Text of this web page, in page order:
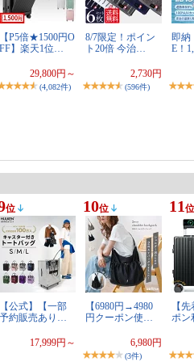
【P5倍★1500円O
FF】楽天1位…
29,800円～
(4,082件)
8/7限定！ポイン
ト20倍 今治…
2,730円
(596件)
即納
E！
位
【公式】【一部
予約販売あり…
17,999円～
10位
【6980円→4980
円クーポン使…
6,980円
(3件)
11 位
【
ポン